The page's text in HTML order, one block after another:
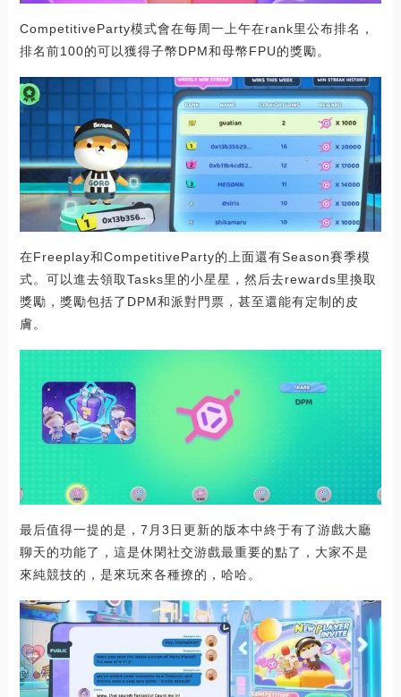
CompetitiveParty模式會在每周一上午在rank里公布排名，
排名前100的可以獲得子幣DPM和母幣FPU的獎勵。
在Freeplay和CompetitiveParty的上面還有Season賽季模
式。可以進去領取Tasks里的小星星，然后去rewards里換取
獎勵，獎勵包括了DPM和派對門票，甚至還能有定制的皮
膚。
最后值得一提的是，7月3日更新的版本中終于有了游戲大廳
聊天的功能了，這是休閑社交游戲最重要的點了，大家不是
來純競技的，是來玩來各種撩的，哈哈。